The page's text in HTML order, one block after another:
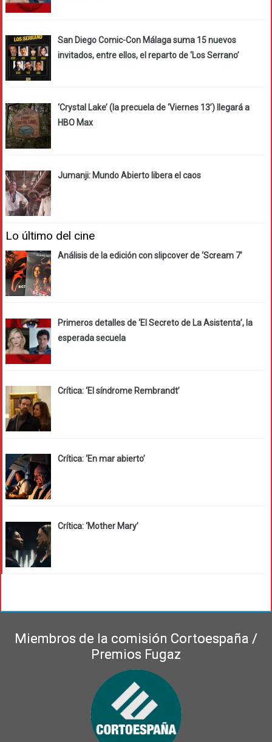
San Diego Comic-Con Málaga suma 15 nuevos
invitados, entre ellos, el reparto de ‘Los Serrano’
‘Crystal Lake’ (la precuela de ‘Viernes 13’) llegará a
HBO Max
Jumanji: Mundo Abierto libera el caos
Lo último del cine
Análisis de la edición con slipcover de ‘Scream 7’
Primeros detalles de ‘El Secreto de La Asistenta’, la
esperada secuela
Crítica: ‘El síndrome Rembrandt’
Crítica: ‘En mar abierto’
Crítica: ‘Mother Mary’
Miembros de la comisión Cortoespaña /
Premios Fugaz